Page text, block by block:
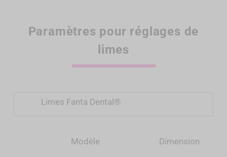
Paramètres pour réglages de
limes
Limes Fanta Dental®
Modèle Dimension